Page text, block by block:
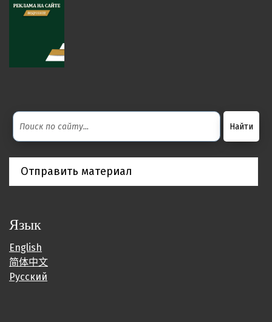
Отправить материал
Язык
English
简体中文
Русский